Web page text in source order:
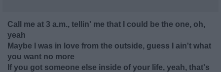
Call me at 3 a.m., tellin' me that I could be the one, oh,
yeah
Maybe I was in love from the outside, guess I ain't what
you want no more
If you got someone else inside of your life, yeah, that's